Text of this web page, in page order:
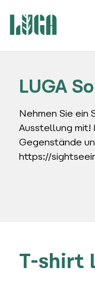
LUGA
Nehmen Sie ein
Ausstellung mit!
Gegenstände
https://
T-shirt